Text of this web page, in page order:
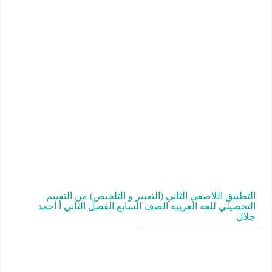
التطبيق اللاصفي الثاني (التعبير و التلخيص) من التقييم
التحصيلي للغة العربية الصف السابع الفصل الثاني أ أحمد
جلال